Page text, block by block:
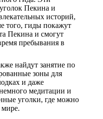
Пекина и
историй,
того, гиды покажут
Пекина и смогут
пребывания в
найдут занятие по
зоны для
и даже
медитации и
уголки, где можно
мире.